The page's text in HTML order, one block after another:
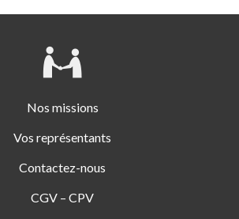
Nos missions
Vos représentants
Contactez-nous
CGV – CPV